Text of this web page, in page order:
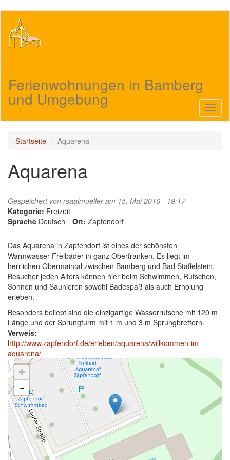
Inhalt
Ferienwohnungen in Bamberg
und Umgebung
Startseite Aquarena
Aquarena
Gespeichert von rsaalmuelleram 15. Mai 2016 - 19:17
Kategorie: Freizeit
Sprache Deutsch Ort: Zapfendorf
Das Aquarena in Zapfendorf ist eines der schönsten
Warmwasser-Freibäder in ganz Oberfranken. Es liegt im
herrlichen Obermaintal zwischen Bamberg und Bad Staffelstein.
Besucher jeden Alters können hier beim Schwimmen, Rutschen,
Sonnen und Saunieren sowohl Badespaß als auch Erholung
erleben.
Besonders beliebt sind die einzigartige Wasserrutsche mit 120 m
Länge und der Sprungturm mit 1 m und 3 m Sprungbrettern.
Verweis:
http://www.zapfendorf.de/erleben/aquarena/willkommen-im-
aquarena/
+
-